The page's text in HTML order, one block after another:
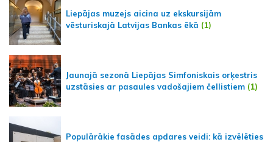
Liepājas muzejs aicina uz ekskursijām
vēsturiskajā Latvijas Bankas ēkā (1)
Jaunajā sezonā Liepājas Simfoniskais orķestris
uzstāsies ar pasaules vadošajiem čellistiem (1)
Populārākie fasādes apdares veidi: kā izvēlēties